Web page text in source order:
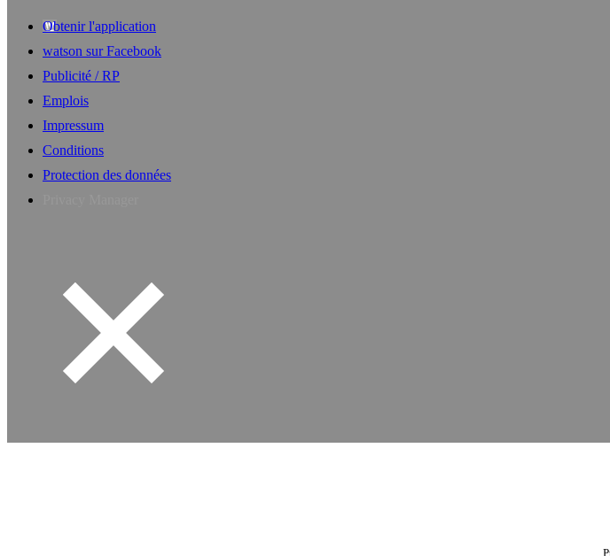
Obtenir l'application
watson sur Facebook
Publicité / RP
Emplois
Impressum
Conditions
Protection des données